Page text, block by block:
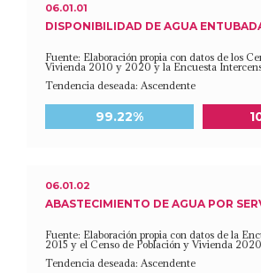
06.01.01
DISPONIBILIDAD DE AGUA
Fuente: Elaboración propia con datos de los
Vivienda 2010 y 2020 y la Encuesta
Tendencia deseada: Ascendente
99.22%
06.01.02
ABASTECIMIENTO DE AGUA POR
Fuente: Elaboración propia con datos de la
2015 y el Censo de Población y Vivienda
Tendencia deseada: Ascendente